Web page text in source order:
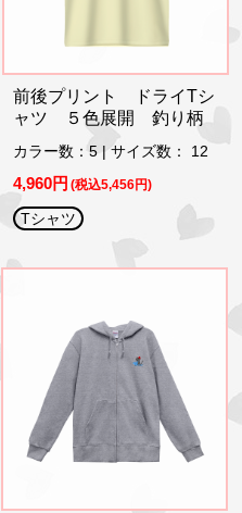
前後プリント ドライTシ
ャツ ５色展開 釣り柄
カラー数：5 | サイズ数： 12
4,960円 (税込5,456円)
Tシャツ